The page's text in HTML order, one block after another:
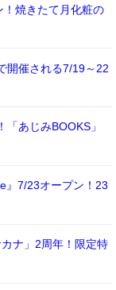
焼きたて月化粧の
開催される7/19～22
あじみBOOKS」
』7/23オープン！23
ナ」2周年！限定特